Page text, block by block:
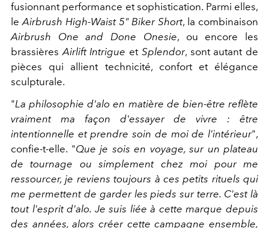
fusionnant performance et sophistication. Parmi elles,
leAirbrush High-Waist 5" Biker Short, la combinaison
Airbrush One and Done Onesie, ou encore les
brassièresAirlift Intrigue et Splendor, sont autant de
pièces qui allient technicité, confort et élégance
sculpturale.
"La philosophie d'alo en matière de bien-être reflète
vraiment ma façon d'essayer de vivre : être
intentionnelle et prendre soin de moi de l'intérieur",
confie-t-elle. "Que je sois en voyage, sur un plateau
de tournage ou simplement chez moi pour me
ressourcer, je reviens toujours à ces petits rituels qui
me permettent de garder les pieds sur terre. C'est là
tout l'esprit d'alo. Je suis liée à cette marque depuis
des années, alors créer cette campagne ensemble,